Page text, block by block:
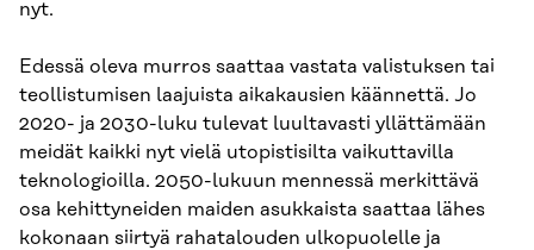
nyt.
Edessä oleva murros saattaa vastata valistuksen tai
teollistumisen laajuista aikakausien käännettä. Jo
2020- ja 2030-luku tulevat luultavasti yllättämään
meidät kaikki nyt vielä utopistisilta vaikuttavilla
teknologioilla. 2050-lukuun mennessä merkittävä
osa kehittyneiden maiden asukkaista saattaa lähes
kokonaan siirtyä rahatalouden ulkopuolelle ja